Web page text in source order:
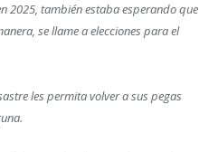
2025, también estaba esperando que
se llame a elecciones para el
les permita volver a sus pegas